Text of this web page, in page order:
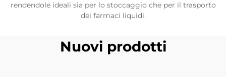
rendendole ideali sia per lo stoccaggio che per il trasporto
dei farmaci liquidi.
Nuovi prodotti